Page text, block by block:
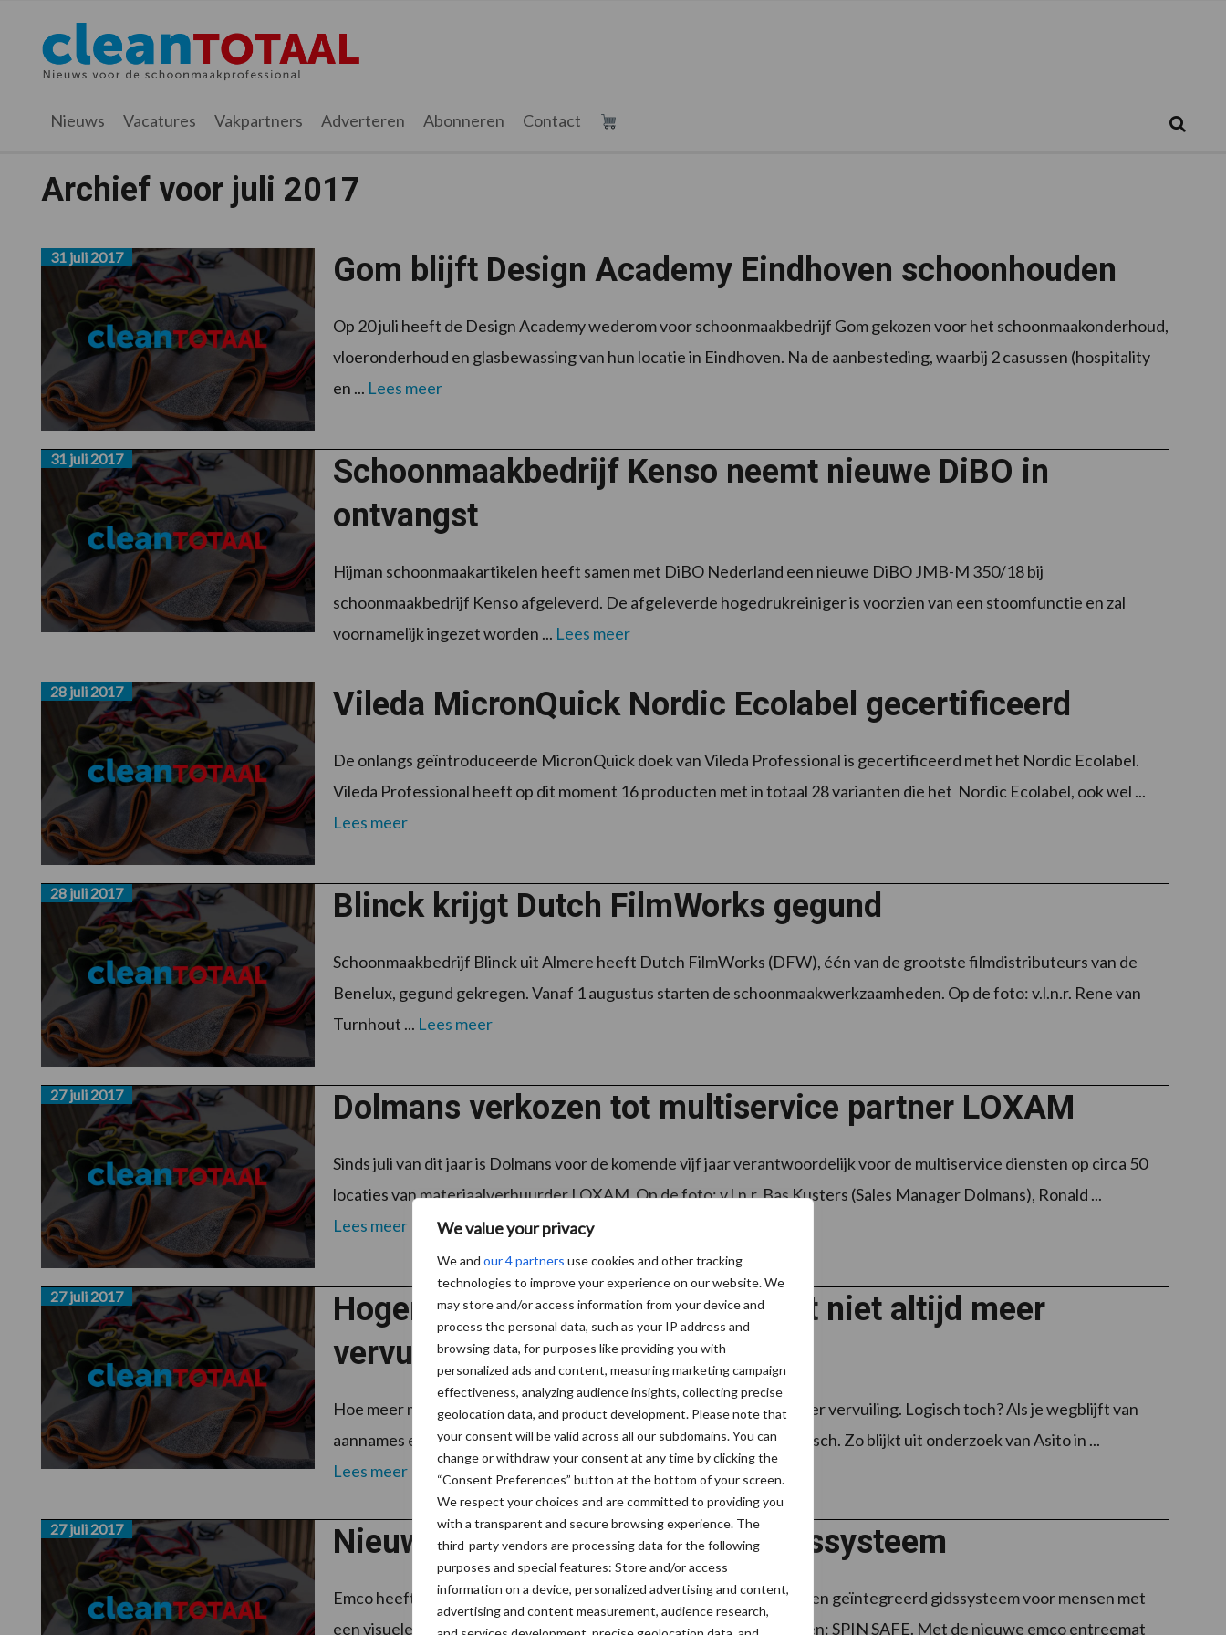
We value your privacy
We and our 4 partners use cookies and other tracking
technologies to improve your experience on our website. We
may store and/or access information from your device and
process the personal data, such as your IP address and
browsing data, for purposes like providing you with
personalized ads and content, measuring marketing campaign
effectiveness, analyzing audience insights, collecting precise
geolocation data, and product development. Please note that
your consent will be valid across all our subdomains. You can
change or withdraw your consent at any time by clicking the
“Consent Preferences” button at the bottom of your screen.
We respect your choices and are committed to providing you
with a transparent and secure browsing experience. The
third-party vendors are processing data for the following
purposes and special features: Store and/or access
information on a device, personalized advertising and content,
advertising and content measurement, audience research,
hoofdnavigatie
hoofd
inhoud
voettekst
Cleantotaal.nl
Het
laatste
voor
professionele
Nieuws Vacatures Vakpartners Adverteren Abonneren Contact
Archief voor juli 2017
Gom blijft Design Academy Eindhoven schoonhouden
31 juli 2017
Op 20 juli heeft de Design Academy wederom voor schoonmaakbedrijf Gom gekozen voor het schoonmaakonderhoud,
vloeronderhoud en glasbewassing van hun locatie in Eindhoven. Na de aanbesteding, waarbij 2 casussen (hospitality
en ... Lees meer
Schoonmaakbedrijf Kenso neemt nieuwe DiBO in
ontvangst
31 juli 2017
Hijman schoonmaakartikelen heeft samen met DiBO Nederland een nieuwe DiBO JMB-M 350/18 bij
schoonmaakbedrijf Kenso afgeleverd. De afgeleverde hogedrukreiniger is voorzien van een stoomfunctie en zal
voornamelijk ingezet worden ... Lees meer
Vileda MicronQuick Nordic Ecolabel gecertificeerd
28 juli 2017
De onlangs geïntroduceerde MicronQuick doek van Vileda Professional is gecertificeerd met het Nordic Ecolabel.
Vileda Professional heeft op dit moment 16 producten met in totaal 28 varianten die het Nordic Ecolabel, ook wel ...
Lees meer
Blinck krijgt Dutch FilmWorks gegund
28 juli 2017
Schoonmaakbedrijf Blinck uit Almere heeft Dutch FilmWorks (DFW), één van de grootste filmdistributeurs van de
Benelux, gegund gekregen. Vanaf 1 augustus starten de schoonmaakwerkzaamheden. Op de foto: v.l.n.r. Rene van
Turnhout ... Lees meer
Dolmans verkozen tot multiservice partner LOXAM
27 juli 2017
Sinds juli van dit jaar is Dolmans voor de komende vijf jaar verantwoordelijk voor de multiservice diensten op circa 50
locaties van materiaalverhuurder LOXAM. Op de foto: v.l.n.r. Bas Kusters (Sales Manager Dolmans), Ronald ...
Lees meer
Hogere bezettingsgraad betekent niet altijd meer
vervuiling
27 juli 2017
Hoe meer mensen gebruik hebben gemaakt van een ruimte, hoe meer vervuiling. Logisch toch? Als je wegblijft van
aannames en het echt gaat onderzoeken, blijkt dit echter niet zo logisch. Zo blijkt uit onderzoek van Asito in ...
Lees meer
Nieuwe emco entreemat met gidssysteem
27 juli 2017
Emco heeft samen met Hoba Steel een entreemat ontwikkeld met een geïntegreerd gidssysteem voor mensen met
een visuele beperking. De primeur van emco heeft als naam gekregen: SPIN SAFE. Met de nieuwe emco entreemat